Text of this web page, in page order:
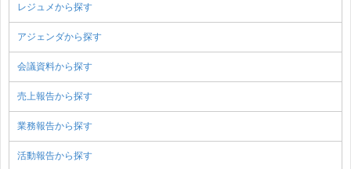
レジュメから探す
アジェンダから探す
会議資料から探す
売上報告から探す
業務報告から探す
活動報告から探す